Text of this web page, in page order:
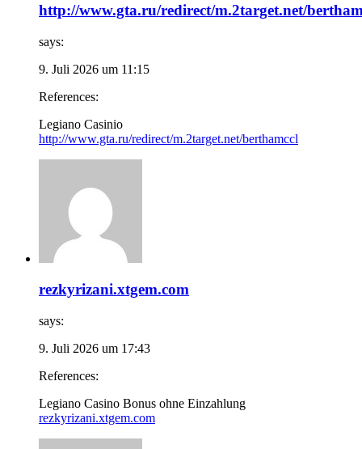
http://www.gta.ru/redirect/m.2target.net/
says:
9. Juli 2026 um 11:15
References:
Legiano Casinio
http://www.gta.ru/redirect/m.2target.net/berthamccl
rezkyrizani.xtgem.com
says:
9. Juli 2026 um 17:43
References:
Legiano Casino Bonus ohne Einzahlung
rezkyrizani.xtgem.com